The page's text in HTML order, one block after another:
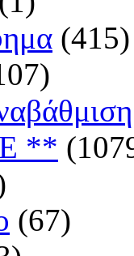
(415)
**
(67)